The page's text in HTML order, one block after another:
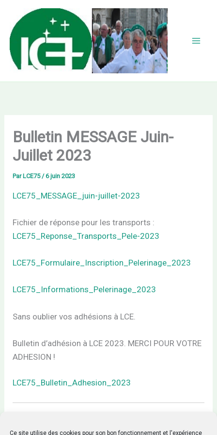
Ce site utilise des cookies pour son bon fonctionnement et l'expérience
contenu
Bulletin MESSAGE Juin-
Juillet 2023
Par LCE75 /6 juin 2023
LCE75_MESSAGE_juin-juillet-2023
Fichier de réponse pour les transports :
LCE75_Reponse_Transports_Pele-2023
LCE75_Formulaire_Inscription_Pelerinage_2023
LCE75_Informations_Pelerinage_2023
Sans oublier vos adhésions à LCE.
Bulletin d’adhésion à LCE 2023. MERCI POUR VOTRE
ADHESION !
LCE75_Bulletin_Adhesion_2023